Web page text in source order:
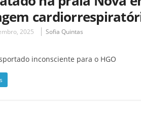
2025 Sofia Quintas
inconsciente para o HGO